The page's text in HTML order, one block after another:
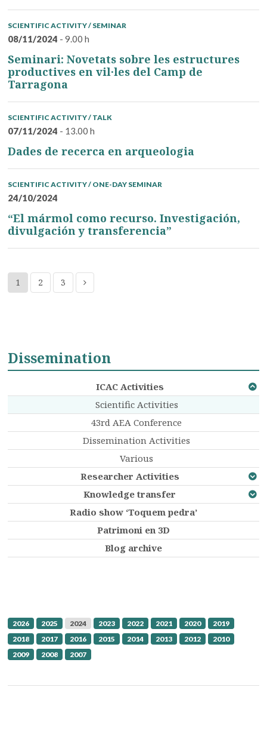
SCIENTIFIC ACTIVITY / SEMINAR
08/11/2024 - 9.00 h
Seminari: Novetats sobre les estructures
productives en vil·les del Camp de
Tarragona
SCIENTIFIC ACTIVITY / TALK
07/11/2024 - 13.00 h
Dades de recerca en arqueologia
SCIENTIFIC ACTIVITY / ONE-DAY SEMINAR
24/10/2024
“El mármol como recurso. Investigación,
divulgación y transferencia”
1 2 3
Dissemination
ICAC Activities
Scientific Activities
43rd AEA Conference
Dissemination Activities
Various
Researcher Activities
Knowledge transfer
Radio show ‘Toquem pedra’
Patrimoni en 3D
Blog archive
2026 2025 2024 2023 2022 2021 2020
2019
2018
2017 2016 2015 2014 2013 2012
2010
2009
2008 2007